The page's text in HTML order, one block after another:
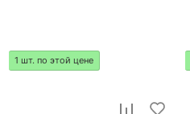
1 шт. по этой цене